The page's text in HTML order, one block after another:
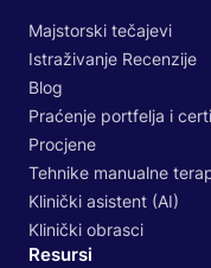
Majstorski tečajevi
Istraživanje Recenzije
Blog
Praćenje portfelja i
Procjene
Tehnike manualne
Klinički asistent (AI)
Klinički obrasci
Resursi